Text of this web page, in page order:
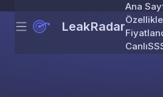
Skip
Menu LeakRadar
Ana
Canlı